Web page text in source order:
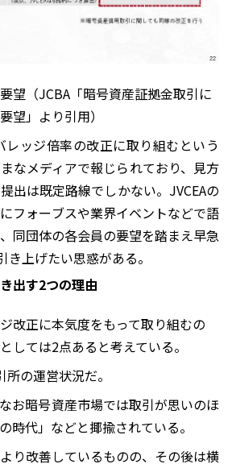
望（JCBA「暗号資産証拠金取引に
望」より引用）
レッジ倍率の改正に取り組むという
なメディアで報じられており、見方
出は既定路線でしかない。JVCEAの
フォーブスや業界イベントなどで語
同団体の各会員の要望を踏まえ早急
上げたい思惑がある。
出す2つの理由
改正に本気度をもって取り組むの
しては2点あると考えている。
の運営状況だ。
お暗号資産市場では取引が思いのほ
時代」などと揶揄されている。
り改善しているものの、その後は横